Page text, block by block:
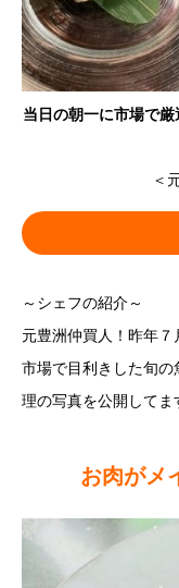
当日の朝一に市場で
＜
～シェフの紹介～
元豊洲仲買人！昨年
市場で目利きした旬の
理の写真を公開してま
お肉がメ